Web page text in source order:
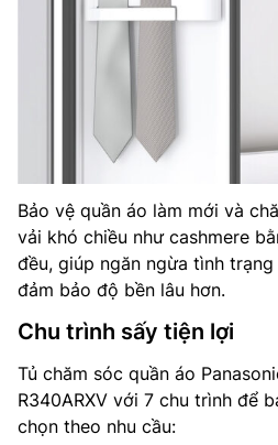
Bảo vệ quần áo làm mới và
vải khó chiều như cashmere
đều, giúp ngăn ngừa tình
đảm bảo độ bền lâu hơn.
Chu trình sấy tiện lợi
Tủ chăm sóc quần áo
R340ARXV với 7 chu trình để
chọn theo nhu cầu: